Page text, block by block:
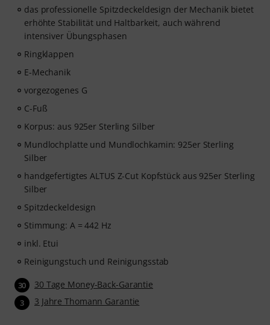
das professionelle Spitzdeckeldesign der Mechanik bietet
erhöhte Stabilität und Haltbarkeit, auch während
intensiver Übungsphasen
Ringklappen
E-Mechanik
vorgezogenes G
C-Fuß
Korpus: aus 925er Sterling Silber
Mundlochplatte und Mundlochkamin: 925er Sterling
Silber
handgefertigtes ALTUS Z-Cut Kopfstück aus 925er Sterling
Silber
Spitzdeckeldesign
Stimmung: A = 442 Hz
inkl. Etui
Reinigungstuch und Reinigungsstab
30 30 Tage Money-Back-Garantie
3 3 Jahre Thomann Garantie